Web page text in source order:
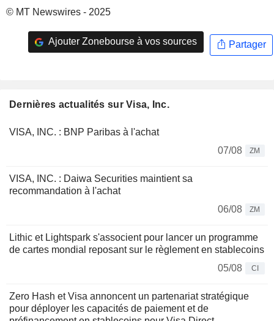
© MT Newswires - 2025
Ajouter Zonebourse à vos sources Partager
Dernières actualités sur Visa, Inc.
VISA, INC. : BNP Paribas à l'achat
07/08
ZM
VISA, INC. : Daiwa Securities maintient sa
recommandation à l'achat
06/08
ZM
Lithic et Lightspark s'associent pour lancer un programme
de cartes mondial reposant sur le règlement en stablecoins
05/08
CI
Zero Hash et Visa annoncent un partenariat stratégique
pour déployer les capacités de paiement et de